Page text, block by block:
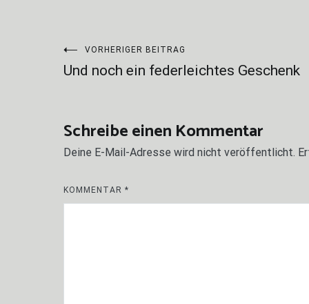
Beitragsnavigation
VORHERIGER BEITRAG
Und noch ein federleichtes Geschenk
Schreibe einen Kommentar
Deine E-Mail-Adresse wird nicht veröffentlicht.
KOMMENTAR *